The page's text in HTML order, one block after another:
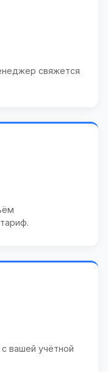
свяжется
вашей учётной